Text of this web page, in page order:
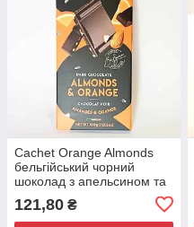
Cachet Orange Almonds
бельгійський чорний
шоколад з апельсином та
121,80 ₴